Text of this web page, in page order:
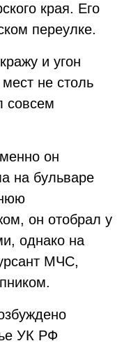
края. Его
переулке.
и угон
не столь
совсем
он
на бульваре
он отобрал у
однако на
МЧС,
УК РФ